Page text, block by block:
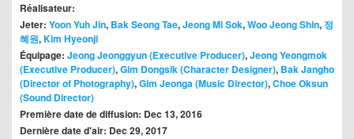
Réalisateur:
Jeter: Yoon Yuh Jin, Bak Seong Tae,Jeong Mi Sok,Woo Jeong Shin, 정
혜원,Kim Hyeonji
Équipage: Jeong Jeonggyun (Executive Producer),Jeong Yeongmok
(Executive Producer),Gim Dongsik (Character Designer), Bak Jangho
(Director of Photography),Gim Jeonga (Music Director),Choe Oksun
(Sound Director)
Première date de diffusion: Dec 13, 2016
Dernière date d'air: Dec 29, 2017